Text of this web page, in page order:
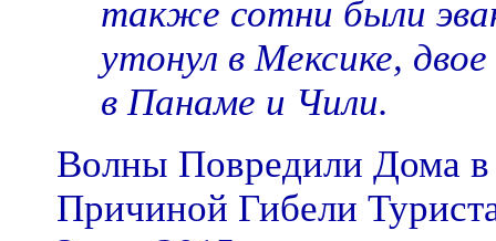
также сотни были
утонул в Мексике,
в Панаме и Чили.
Волны Повредили Дома в
Причиной Гибели